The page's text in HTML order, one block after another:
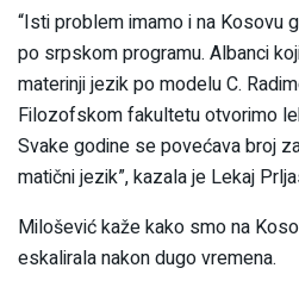
“Isti problem imamo i na Kosovu
po srpskom programu. Albanci
materinji jezik po modelu C.
Filozofskom fakultetu otvorimo
Svake godine se povećava broj
matični jezik”, kazala je Lekaj
Milošević kaže kako smo na
eskalirala nakon dugo vremena.